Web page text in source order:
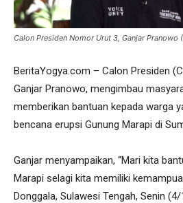
Calon Presiden Nomor Urut 3, Ganjar Pranowo
BeritaYogya.com – Calon Presiden
Ganjar Pranowo, mengimbau
memberikan bantuan kepada warga
bencana erupsi Gunung Marapi di
Ganjar menyampaikan, “Mari kita
Marapi selagi kita memiliki
Donggala, Sulawesi Tengah, Senin